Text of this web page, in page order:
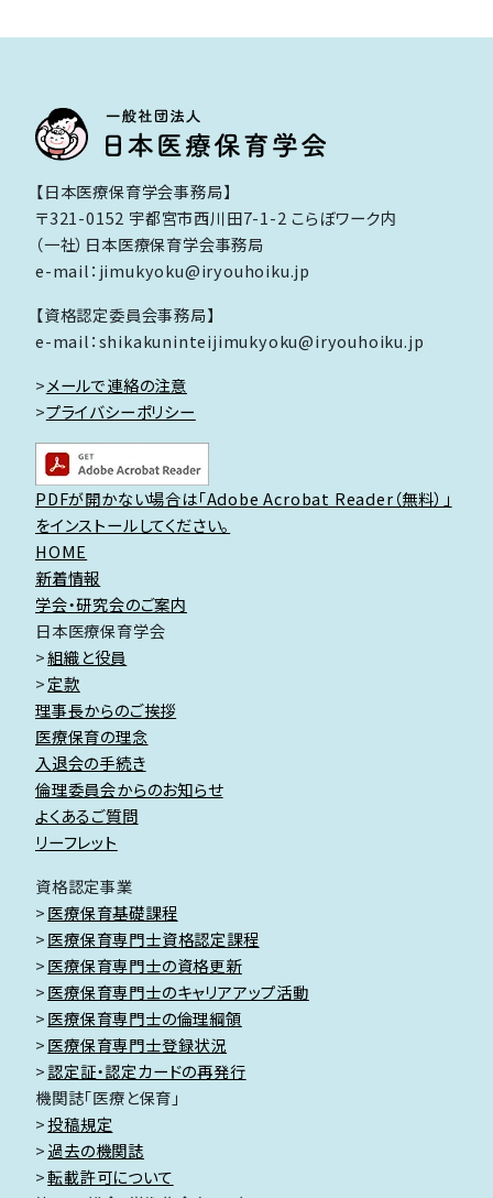
【日本医療保育学会事務局】
〒321-0152 宇都宮市西川田7-1-2 こらぼワーク内
（一社）日本医療保育学会事務局
e-mail：jimukyoku@iryouhoiku.jp
【資格認定委員会事務局】
e-mail：shikakuninteijimukyoku@iryouhoiku.jp
>メールで連絡の注意
>プライバシーポリシー
PDFが開かない場合は「Adobe Acrobat Reader（無料）」
をインストールしてください。
HOME
新着情報
学会・研究会のご案内
日本医療保育学会
組織と役員
定款
理事長からのご挨拶
医療保育の理念
入退会の手続き
倫理委員会からのお知らせ
よくあるご質問
リーフレット
資格認定事業
医療保育基礎課程
医療保育専門士資格認定課程
医療保育専門士の資格更新
医療保育専門士のキャリアアップ活動
医療保育専門士の倫理綱領
医療保育専門士登録状況
認定証・認定カードの再発行
機関誌「医療と保育」
投稿規定
過去の機関誌
転載許可について